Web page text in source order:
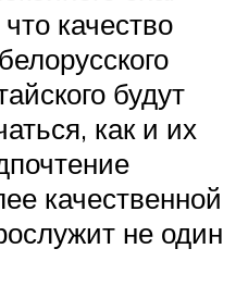
качество
будут
как и их
качественной
не один